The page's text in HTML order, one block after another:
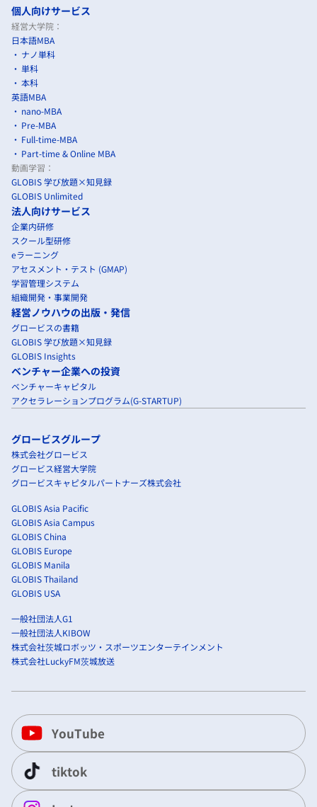
個人向けサービス
経営大学院：
日本語MBA
ナノ単科
単科
本科
英語MBA
nano-MBA
Pre-MBA
Full-time-MBA
Part-time & Online MBA
動画学習：
GLOBIS 学び放題×知見録
GLOBIS Unlimited
法人向けサービス
企業内研修
スクール型研修
eラーニング
アセスメント・テスト (GMAP)
学習管理システム
組織開発・事業開発
経営ノウハウの出版・発信
グロービスの書籍
GLOBIS 学び放題×知見録
GLOBIS Insights
ベンチャー企業への投資
ベンチャーキャピタル
アクセラレーションプログラム(G-STARTUP)
グロービスグループ
株式会社グロービス
グロービス経営大学院
グロービスキャピタルパートナーズ株式会社
GLOBIS Asia Pacific
GLOBIS Asia Campus
GLOBIS China
GLOBIS Europe
GLOBIS Manila
GLOBIS Thailand
GLOBIS USA
一般社団法人G1
一般社団法人KIBOW
株式会社茨城ロボッツ・スポーツエンターテインメント
株式会社LuckyFM茨城放送
YouTube
tiktok